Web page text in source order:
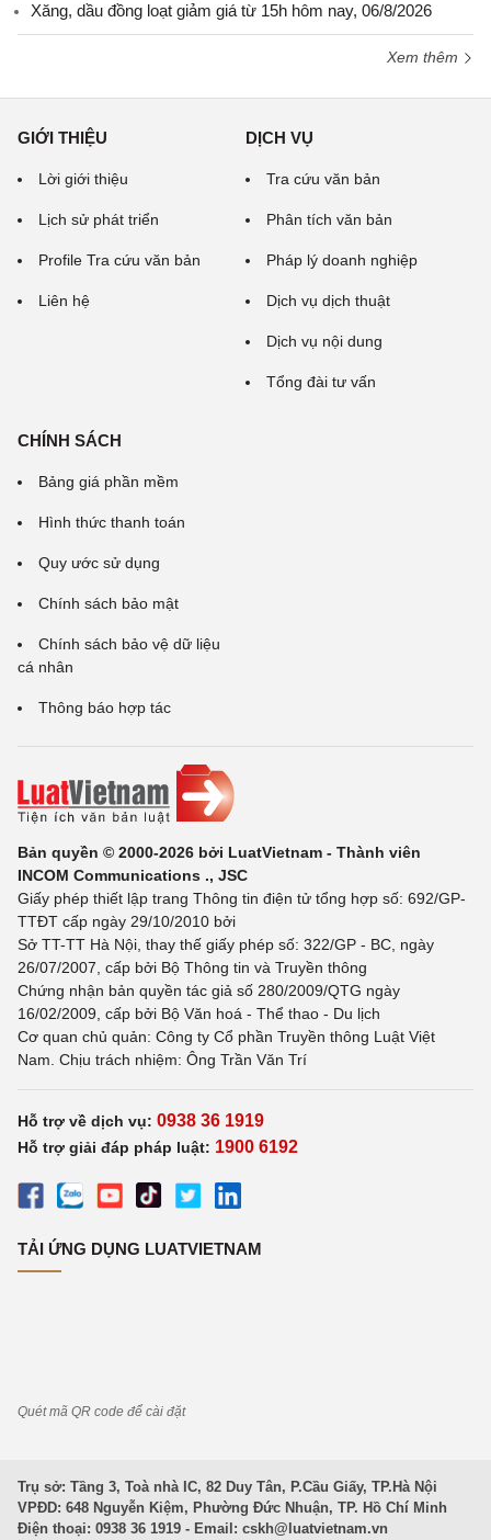
Xăng, dầu đồng loạt giảm giá từ 15h hôm nay, 06/8/2026
Xem thêm
GIỚI THIỆU
Lời giới thiệu
Lịch sử phát triển
Profile Tra cứu văn bản
Liên hệ
DỊCH VỤ
Tra cứu văn bản
Phân tích văn bản
Pháp lý doanh nghiệp
Dịch vụ dịch thuật
Dịch vụ nội dung
Tổng đài tư vấn
CHÍNH SÁCH
Bảng giá phần mềm
Hình thức thanh toán
Quy ước sử dụng
Chính sách bảo mật
Chính sách bảo vệ dữ liệu
cá nhân
Thông báo hợp tác
Bản quyền © 2000-2026 bởi LuatVietnam - Thành viên
INCOM Communications ., JSC
Giấy phép thiết lập trang Thông tin điện tử tổng hợp số: 692/GP-
TTĐT cấp ngày 29/10/2010 bởi
Sở TT-TT Hà Nội, thay thế giấy phép số: 322/GP - BC, ngày
26/07/2007, cấp bởi Bộ Thông tin và Truyền thông
Chứng nhận bản quyền tác giả số 280/2009/QTG ngày
16/02/2009, cấp bởi Bộ Văn hoá - Thể thao - Du lịch
Cơ quan chủ quản: Công ty Cổ phần Truyền thông Luật Việt
Nam. Chịu trách nhiệm: Ông Trần Văn Trí
Hỗ trợ về dịch vụ: 0938 36 1919
Hỗ trợ giải đáp pháp luật: 1900 6192
TẢI ỨNG DỤNG LUATVIETNAM
Quét mã QR code để cài đặt
Trụ sở: Tầng 3, Toà nhà IC, 82 Duy Tân, P.Cầu Giấy, TP.Hà Nội
VPĐD: 648 Nguyễn Kiệm, Phường Đức Nhuận, TP. Hồ Chí Minh
Điện thoại: 0938 36 1919 - Email: cskh@luatvietnam.vn